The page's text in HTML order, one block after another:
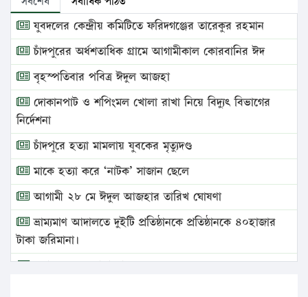
যুবদলের কেন্দ্রীয় কমিটিতে ফরিদগঞ্জের তারেকুর রহমান
চাঁদপুরের অর্ধশতাধিক গ্রামে আগামীকাল কোরবানির ঈদ
বৃহস্পতিবার পবিত্র ঈদুল আজহা
দোকানপাট ও শপিংমল খোলা রাখা নিয়ে বিদ্যুৎ বিভাগের
নির্দেশনা
চাঁদপুরে হত্যা মামলায় যুবকের মৃত্যুদণ্ড
মাকে হত্যা করে ‘নাটক’ সাজান ছেলে
আগামী ২৮ মে ঈদুল আজহার তারিখ ঘোষণা
ভ্রাম্যমাণ আদালতে দুইটি প্রতিষ্ঠানকে প্রতিষ্ঠানকে ৪০হাজার
টাকা জরিমানা।
এবার লঞ্চের ভাড়া বাড়ল